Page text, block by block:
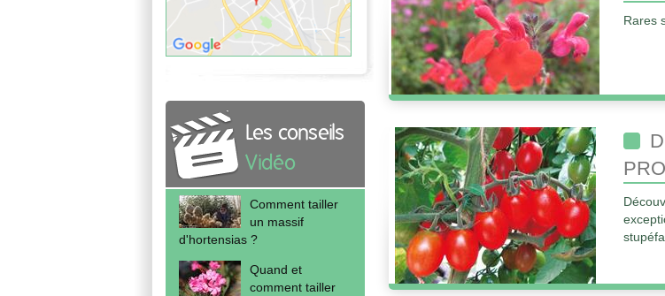
Les conseils
Vidéo
Comment tailler
un massif
d'hortensias ?
Quand et
comment tailler
Rares